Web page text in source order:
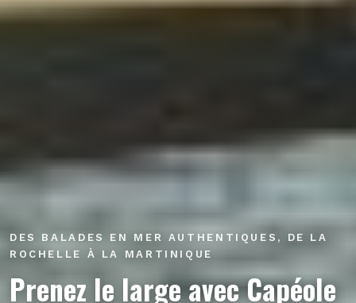
DES BALADES EN MER AUTHENTIQUES, DE LA
ROCHELLE À LA MARTINIQUE
Prenez le large avec Capéole